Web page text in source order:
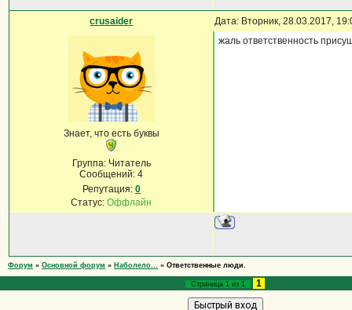
crusaider Дата: Вторник, 28.03.2017,
Знает, что есть буквы
Группа: Читатель
Сообщений:4
Репутация: 0
Статус:Оффлайн
жаль ответственность
Форум » Основной форум » Наболело... » Ответственные люди.
Страница 1 из 1 1